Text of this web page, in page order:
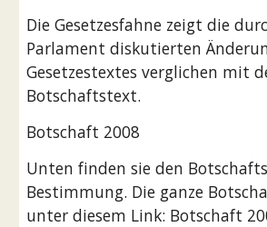
Die Gesetzesfahne zeigt die
Parlament diskutierten
Gesetzestextes verglichen mit
Botschaftstext.
Botschaft 2008
Unten finden sie den
Bestimmung. Die ganze
unter diesem Link: Botschaft